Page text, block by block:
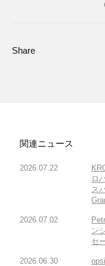
Share
関連ニュース
2026.07.22
ロ
ス
2026.07.02
ン
セ
2026.06.30